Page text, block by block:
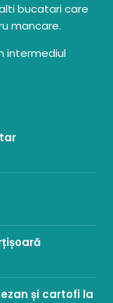
bucatari care
mancare.
intermediul
și cartofi la